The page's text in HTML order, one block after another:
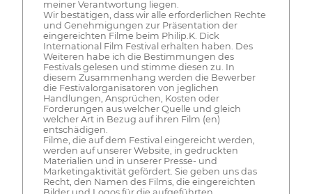
meiner Verantwortung liegen.
Wir bestätigen, dass wir alle erforderlichen Rechte
und Genehmigungen zur Präsentation der
eingereichten Filme beim Philip.K. Dick
International Film Festival erhalten haben. Des
Weiteren habe ich die Bestimmungen des
Festivals gelesen und stimme diesen zu. In
diesem Zusammenhang werden die Bewerber
die Festivalorganisatoren von jeglichen
Handlungen, Ansprüchen, Kosten oder
Forderungen aus welcher Quelle und gleich
welcher Art in Bezug auf ihren Film (en)
entschädigen.
Filme, die auf dem Festival eingereicht werden,
werden auf unserer Website, in gedruckten
Materialien und in unserer Presse- und
Marketingaktivität gefördert. Sie geben uns das
Recht, den Namen des Films, die eingereichten